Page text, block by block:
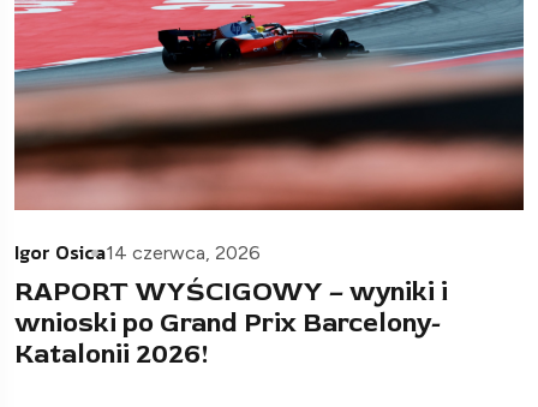
Igor Osica14 czerwca, 2026
RAPORT WYŚCIGOWY – wyniki i
wnioski po Grand Prix Barcelony-
Katalonii 2026!